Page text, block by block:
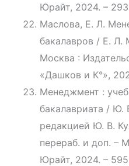
Юрайт, 2024. –
Маслова, Е. Л.
бакалавров / Е. Л.
Москва :
«Дашков и К°»,
Менеджмент :
бакалавриата / Ю.
редакцией Ю. В.
перераб. и доп. –
Юрайт, 2024. –